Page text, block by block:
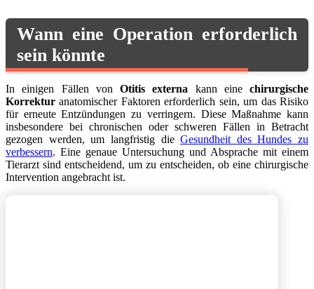
Wann eine Operation erforderlich
sein könnte
In einigen Fällen von Otitis externa kann eine chirurgische
Korrektur anatomischer Faktoren erforderlich sein, um das Risiko
für erneute Entzündungen zu verringern. Diese Maßnahme kann
insbesondere bei chronischen oder schweren Fällen in Betracht
gezogen werden, um langfristig dieGesundheit des Hundes zu
verbessern. Eine genaue Untersuchung und Absprache mit einem
Tierarzt sind entscheidend, um zu entscheiden, ob eine chirurgische
Intervention angebracht ist.